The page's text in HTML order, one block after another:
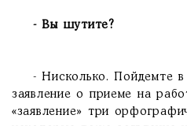
- Вы шутите?
- Нисколько. Пойдемте в
заявление о приеме на
«заявление» три